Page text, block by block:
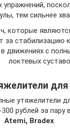
упражнений,
тем сильнее
которые
за стабилизацию
движениях с
локтевых
для
утяжелители
рублей за пару
Atemi, Bradex